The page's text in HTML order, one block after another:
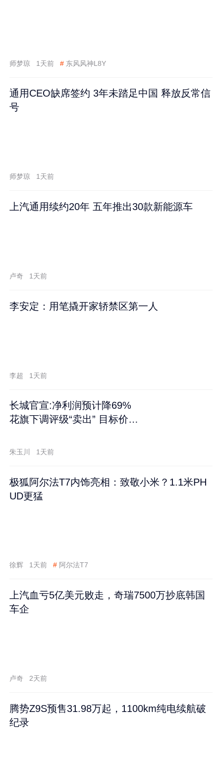
师梦琼 1天前 # 东风风神L8Y
通用CEO缺席签约 3年未踏足中国 释放反常信
号
师梦琼 1天前
上汽通用续约20年 五年推出30款新能源车
卢奇 1天前
李安定：用笔撬开家轿禁区第一人
李超 1天前
长城官宣:净利润预计降69%
花旗下调评级“卖出” 目标价再
朱玉川 1天前
极狐阿尔法T7内饰亮相：致敬小米？1.1米PH
UD更猛
徐辉 1天前 # 阿尔法T7
上汽血亏5亿美元败走，奇瑞7500万抄底韩国
车企
卢奇 2天前
腾势Z9S预售31.98万起，1100km纯电续航破
纪录